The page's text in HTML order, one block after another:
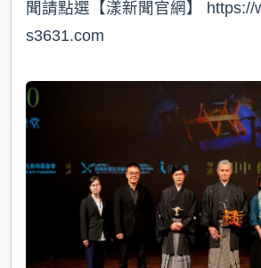
聞請點選【漾新聞官網】 https://
s3631.com⁠